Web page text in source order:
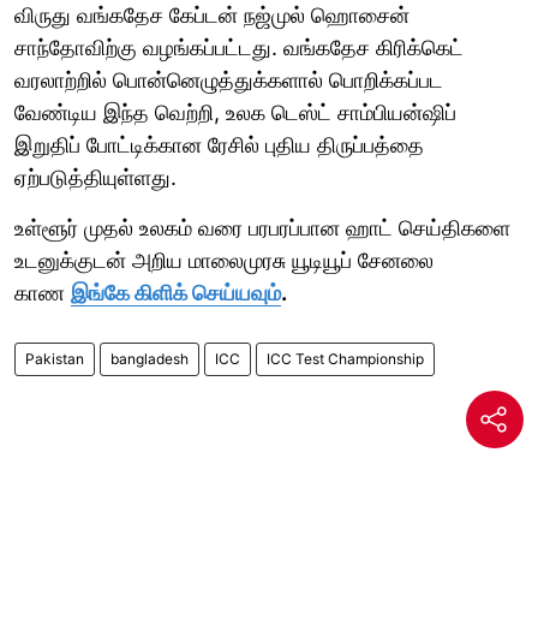
விருது வங்கதேச கேப்டன் நஜ்முல் ஹொசைன்
சாந்தோவிற்கு வழங்கப்பட்டது. வங்கதேச கிரிக்கெட்
வரலாற்றில் பொன்னெழுத்துக்களால் பொறிக்கப்பட
வேண்டிய இந்த வெற்றி, உலக டெஸ்ட் சாம்பியன்ஷிப்
இறுதிப் போட்டிக்கான ரேசில் புதிய திருப்பத்தை
ஏற்படுத்தியுள்ளது.
உள்ளூர் முதல் உலகம் வரை பரபரப்பான ஹாட் செய்திகளை
உடனுக்குடன் அறிய மாலைமுரசு யூடியூப் சேனலை
காண இங்கே கிளிக் செய்யவும்.
Pakistan bangladesh ICC ICC Test Championship